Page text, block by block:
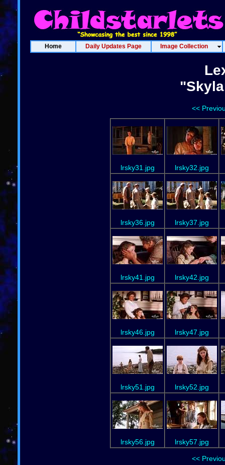
Home Daily Updates Page Image Collection
<<
lrsky31.jpg lrsky32.jpg
lrsky36.jpg lrsky37.jpg
lrsky41.jpg lrsky42.jpg
lrsky46.jpg lrsky47.jpg
lrsky51.jpg lrsky52.jpg
lrsky56.jpg lrsky57.jpg
<<